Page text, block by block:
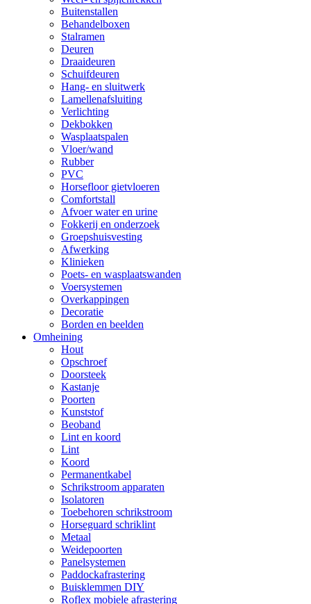
Buitenstallen
Behandelboxen
Stalramen
Deuren
Draaideuren
Schuifdeuren
Hang- en sluitwerk
Lamellenafsluiting
Verlichting
Dekbokken
Wasplaatspalen
Vloer/wand
Rubber
PVC
Horsefloor gietvloeren
Comfortstall
Afvoer water en urine
Fokkerij en onderzoek
Groepshuisvesting
Afwerking
Klinieken
Poets- en wasplaatswanden
Voersystemen
Overkappingen
Decoratie
Borden en beelden
Omheining
Hout
Opschroef
Doorsteek
Kastanje
Poorten
Kunststof
Beoband
Lint en koord
Lint
Koord
Permanentkabel
Schrikstroom apparaten
Isolatoren
Toebehoren schrikstroom
Horseguard schriklint
Metaal
Weidepoorten
Panelsystemen
Paddockafrastering
Buisklemmen DIY
Roflex mobiele afrastering